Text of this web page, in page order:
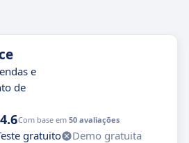
e
de
4.6Com base em 50 avaliações
gratuito
Demo gratuita